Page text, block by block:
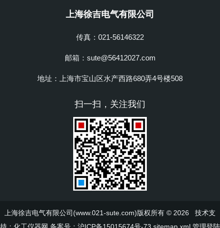
上海徐吉电气有限公司
传真：021-56146322
邮箱：sute@56412027.com
地址：上海市宝山区水产西路680弄4号楼508
扫一扫，关注我们
上海徐吉电气有限公司(www.021-sute.com)版权所有 © 2026 技术支